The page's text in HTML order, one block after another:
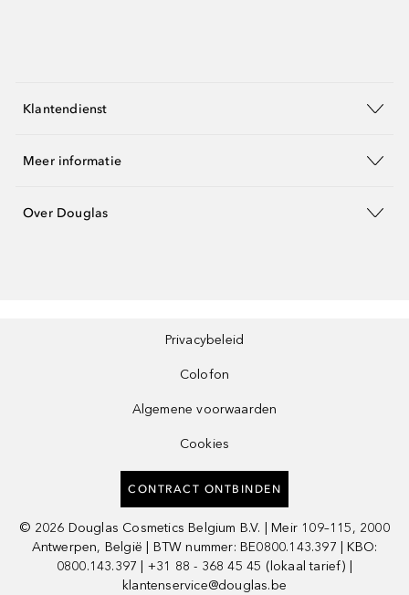
Klantendienst
Meer informatie
Over Douglas
Privacybeleid
Colofon
Algemene voorwaarden
Cookies
CONTRACT ONTBINDEN
© 2026 Douglas Cosmetics Belgium B.V. | Meir 109–115, 2000
Antwerpen, België | BTW nummer: BE0800.143.397 | KBO:
0800.143.397 | +31 88 - 368 45 45 (lokaal tarief) |
klantenservice@douglas.be